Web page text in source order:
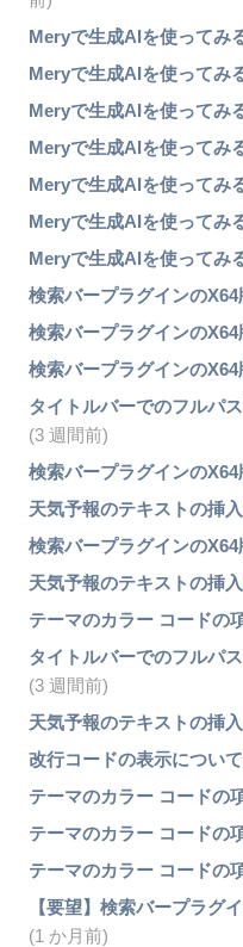
Meryで生成AIを使ってみ
Meryで生成AIを使ってみ
Meryで生成AIを使ってみ
Meryで生成AIを使ってみ
Meryで生成AIを使ってみ
Meryで生成AIを使ってみ
Meryで生成AIを使ってみ
検索バープラグインのX64
検索バープラグインのX64
検索バープラグインのX64
タイトルバーでのフルパ
(3 週間前)
検索バープラグインのX64
天気予報のテキストの挿
検索バープラグインのX64
天気予報のテキストの挿
テーマのカラー コードの
タイトルバーでのフルパ
(3 週間前)
天気予報のテキストの挿
改行コードの表示につい
テーマのカラー コードの
テーマのカラー コードの
テーマのカラー コードの
【要望】検索バープラグ
(1 か月前)